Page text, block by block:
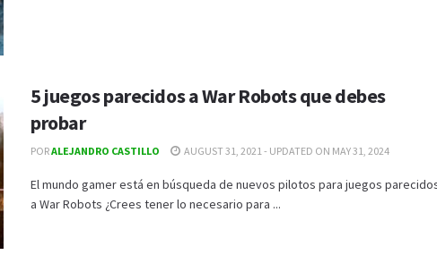
5 juegos parecidos a War Robots que debes
probar
PORALEJANDRO CASTILLO AUGUST 31, 2021 - UPDATED ON MAY 31, 2024
El mundo gamer está en búsqueda de nuevos pilotos para juegos
a War Robots ¿Crees tener lo necesario para ...